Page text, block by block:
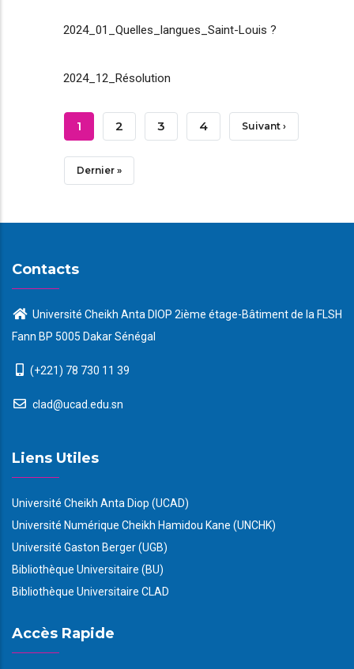
2024_01_Quelles_langues_Saint-Louis ?
2024_12_Résolution
Pagination
Page
Courante
1 Page
2 Page
3 Page
4 Page
Suivant ›
Dernière
Dernier »
Contacts
Université Cheikh Anta DIOP 2ième étage-Bâtiment de la FLSH
Fann BP 5005 Dakar Sénégal
(+221) 78 730 11 39
clad@ucad.edu.sn
Liens Utiles
Université Cheikh Anta Diop (UCAD)
Université Numérique Cheikh Hamidou Kane (UNCHK)
Université Gaston Berger (UGB)
Bibliothèque Universitaire (BU)
Bibliothèque Universitaire CLAD
Accès Rapide